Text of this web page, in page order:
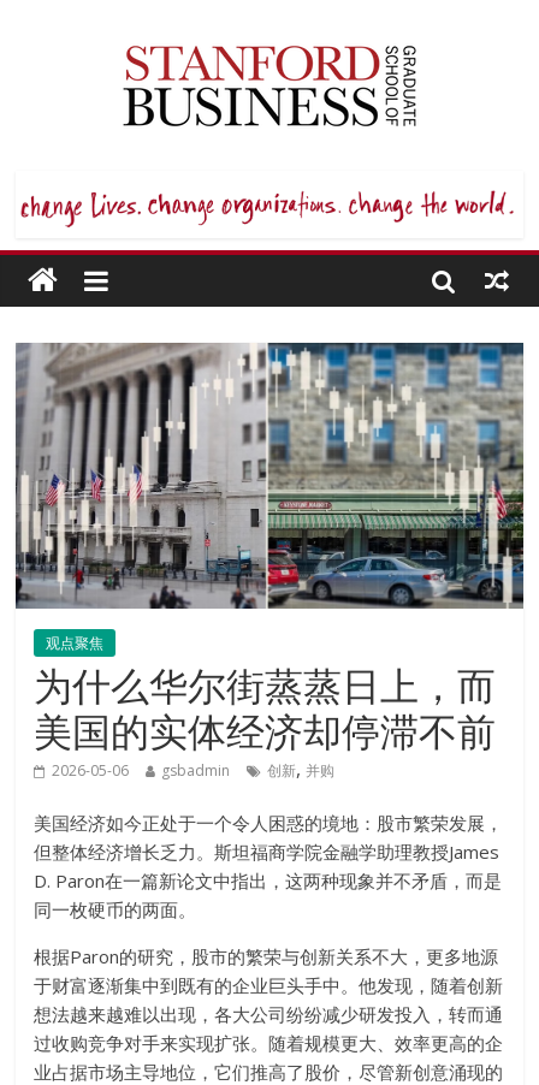
观点聚焦
为什么华尔街蒸蒸日上，而
美国的实体经济却停滞不前
2026-05-06 gsbadmin 创新,并购
美国经济如今正处于一个令人困惑的境地：股市繁荣发展，
但整体经济增长乏力。斯坦福商学院金融学助理教授James
D. Paron在一篇新论文中指出，这两种现象并不矛盾，而是
同一枚硬币的两面。
根据Paron的研究，股市的繁荣与创新关系不大，更多地源
于财富逐渐集中到既有的企业巨头手中。他发现，随着创新
想法越来越难以出现，各大公司纷纷减少研发投入，转而通
过收购竞争对手来实现扩张。随着规模更大、效率更高的企
业占据市场主导地位，它们推高了股价，尽管新创意涌现的